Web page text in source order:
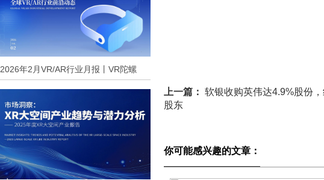
2026年2月VR/AR行业月报丨VR陀螺
上一篇： 软银收购英伟达4.9%股份
股东
你可能感兴趣的文章：